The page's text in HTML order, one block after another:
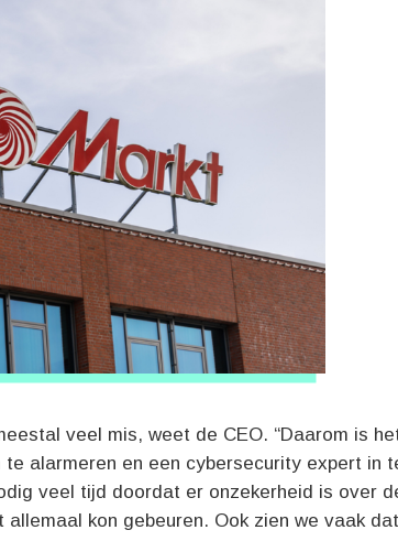
veel mis, weet de CEO. “Daarom is
alarmeren en een cybersecurity expert in
veel tijd doordat er onzekerheid is over
kon gebeuren. Ook zien we vaak dat